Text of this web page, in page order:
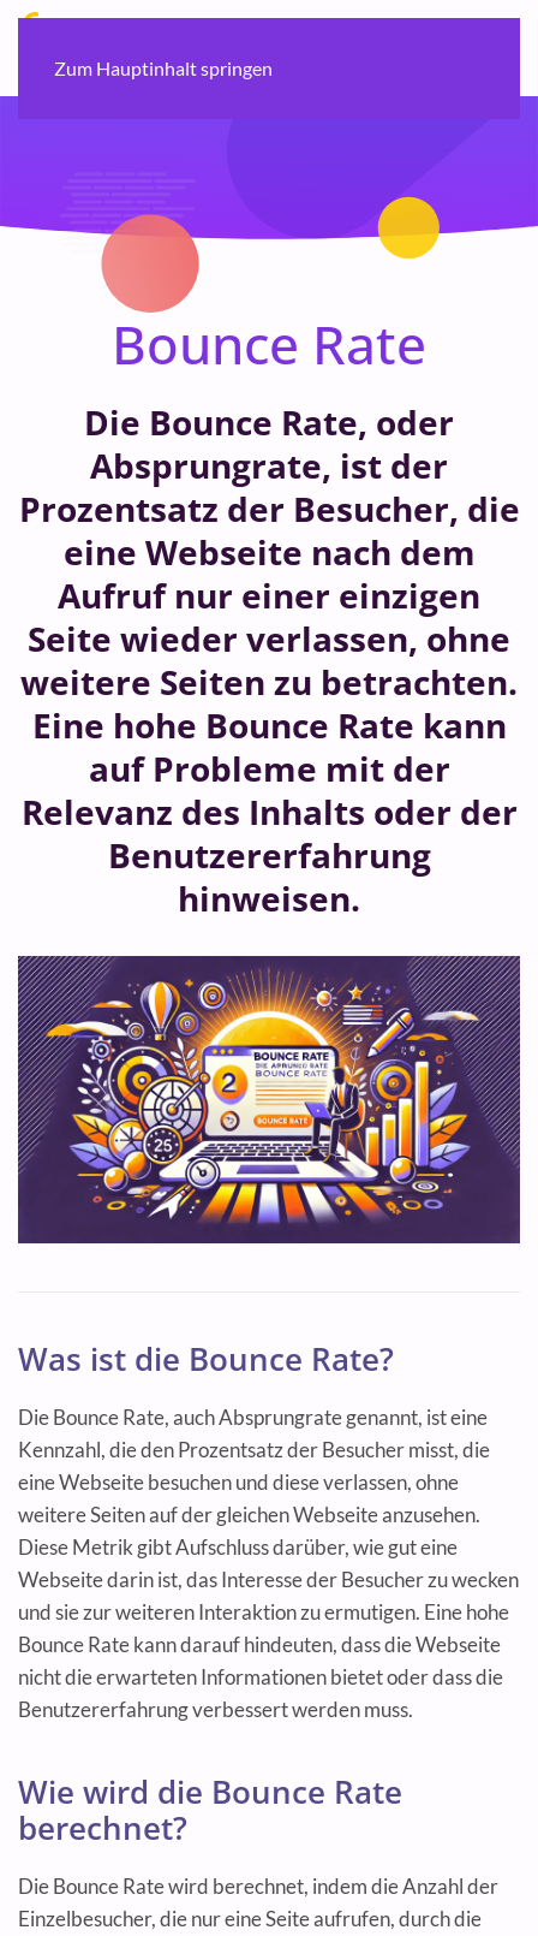
Zum Hauptinhalt springen
Bounce Rate
Die Bounce Rate, oder
Absprungrate, ist der
Prozentsatz der Besucher, die
eine Webseite nach dem
Aufruf nur einer einzigen
Seite wieder verlassen, ohne
weitere Seiten zu betrachten.
Eine hohe Bounce Rate kann
auf Probleme mit der
Relevanz des Inhalts oder der
Benutzererfahrung
hinweisen.
Was ist die Bounce Rate?
Die Bounce Rate, auch Absprungrate genannt, ist eine
Kennzahl, die den Prozentsatz der Besucher misst, die
eine Webseite besuchen und diese verlassen, ohne
weitere Seiten auf der gleichen Webseite anzusehen.
Diese Metrik gibt Aufschluss darüber, wie gut eine
Webseite darin ist, das Interesse der Besucher zu wecken
und sie zur weiteren Interaktion zu ermutigen. Eine hohe
Bounce Rate kann darauf hindeuten, dass die Webseite
nicht die erwarteten Informationen bietet oder dass die
Benutzererfahrung verbessert werden muss.
Wie wird die Bounce Rate
berechnet?
Die Bounce Rate wird berechnet, indem die Anzahl der
Einzelbesucher, die nur eine Seite aufrufen, durch die